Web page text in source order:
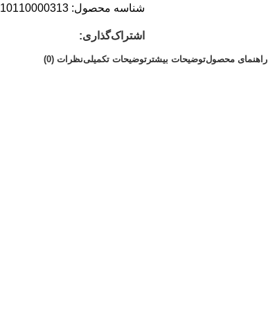
شناسه محصول: 10110000313
اشتراک‌گذاری:
راهنمای محصولتوضیحات بیشترتوضیحات تکمیلینظرات (0)